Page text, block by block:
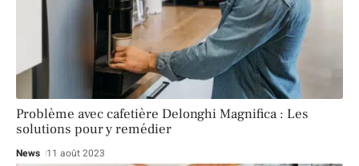
Problème avec cafetière Delonghi Magnifica : Les
solutions pour y remédier
News 11 août 2023